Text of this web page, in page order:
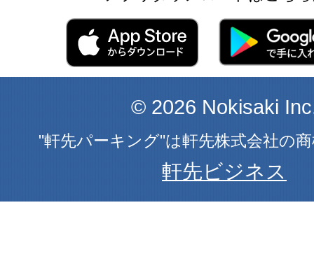
© 2026 Nokisaki
"軒先パーキング"は軒先株式会社の
軒先ビジネス